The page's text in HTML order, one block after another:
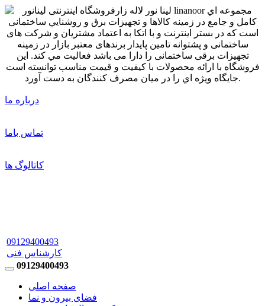
درباره ما
تماس باما
کاتالوگ ها
09129400493
کارشناس فنی
09129400493
صفحه اصلی
فضای بیرون و نما